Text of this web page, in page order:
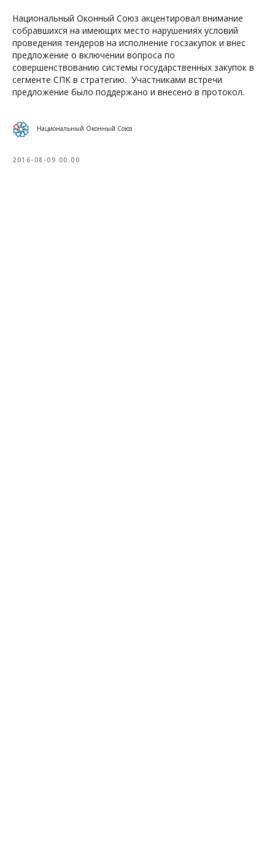
Национальный Оконный Союз акцентировал внимание
собравшихся на имеющих место нарушениях условий
проведения тендеров на исполнение госзакупок и внес
предложение о включении вопроса по
совершенствованию системы государственных закупок в
сегменте СПК в стратегию. Участниками встречи
предложение было поддержано и внесено в протокол.
Национальный Оконный Союз
2016-08-09 00:00